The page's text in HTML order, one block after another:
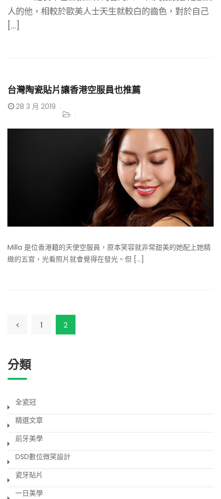
人的他，相較於歐美人士天生就較白的齒色，對於自己
[…]
台灣陶瓷貼片讓香港空服員也推薦
28 3 月 2019
Milla 是位香港籍的天使空服員，原本笑容就非常甜美的她配上她精
緻的五官，光看照片就會覺得在發光。但 [...]
1 2
分類
全瓷冠
精選文章
前牙美學
DSD數位微笑設計
瓷牙貼片
一日美學